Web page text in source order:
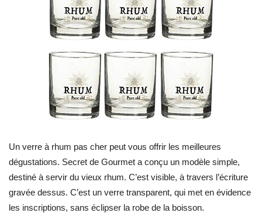
Un verre à rhum pas cher peut vous offrir les meilleures
dégustations. Secret de Gourmet a conçu un modèle simple,
destiné à servir du vieux rhum. C’est visible, à travers l’écriture
gravée dessus. C’est un verre transparent, qui met en évidence
les inscriptions, sans éclipser la robe de la boisson.